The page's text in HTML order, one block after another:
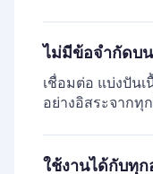
ไม่มีข้อจำกัดบ
เชื่อมต่อ แบ่งปัน
อย่างอิสระจากทุ
ใช้งานได้กับทุ